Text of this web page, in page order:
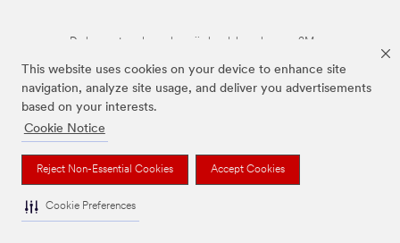
This website uses cookies on your device to enhance site
navigation, analyze site usage, and deliver you advertisements
based on your interests.
Cookie Notice
Reject Non-Essential Cookies Accept Cookies
Cookie Preferences
De bovenstaande merken zijn handelsmerken van 3M.we